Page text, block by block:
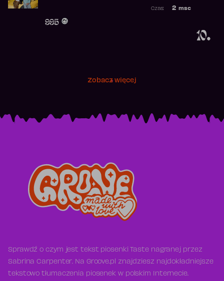
10.
995
2 msc
Czas:
Zobacz więcej
Sprawdź o czym jest tekst piosenki Taste nagranej przez
Sabrina Carpenter. Na Groove.pl znajdziesz najdokładniejsze
tekstowo tłumaczenia piosenek w polskim Internecie.